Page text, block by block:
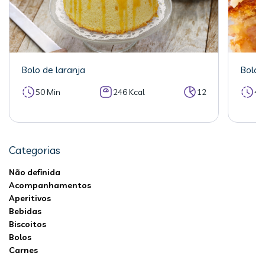
Bolo de laranja
50 Min 246 Kcal 12
Bolo
Categorias
Não definida
Acompanhamentos
Aperitivos
Bebidas
Biscoitos
Bolos
Carnes